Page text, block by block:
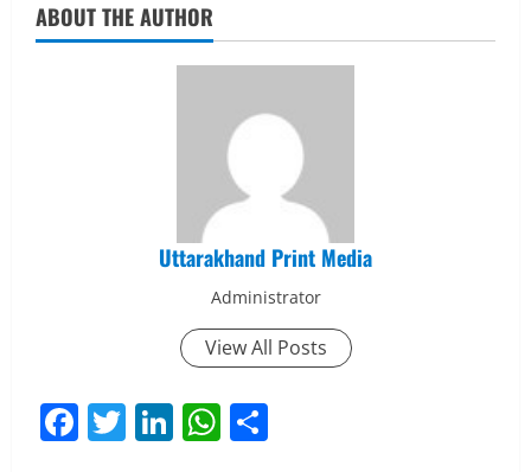
ABOUT THE AUTHOR
Uttarakhand Print Media
Administrator
View All Posts
Facebook
Twitter
LinkedIn
WhatsApp